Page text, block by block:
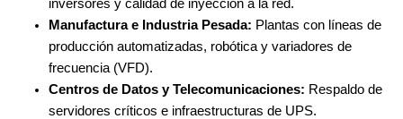
inversores y calidad de inyección a la red.
Manufactura e Industria Pesada: Plantas con líneas de
producción automatizadas, robótica y variadores de
frecuencia (VFD).
Centros de Datos y Telecomunicaciones: Respaldo de
servidores críticos e infraestructuras de UPS.